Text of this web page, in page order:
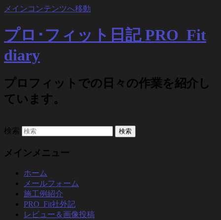
メインコンテンツへ移動
プロ･フィット日記 PRO_Fit
diary
プロフィットでの日々の作業を紹介し
ています。
検索
メインメニュー
ホーム
メールフォーム
施工例紹介
PRO_Fit社外記
レビュー＆画像投稿